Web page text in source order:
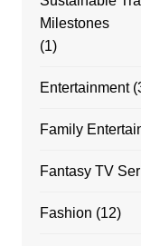
Milestones
(1)
Entertainment
Family
Fantasy TV
Fashion (12)